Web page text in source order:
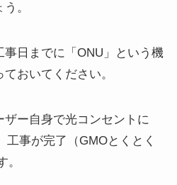
。
日までに「ONU」という機
おいてください。
ー自身で光コンセントに
事が完了（GMOとくとく
。